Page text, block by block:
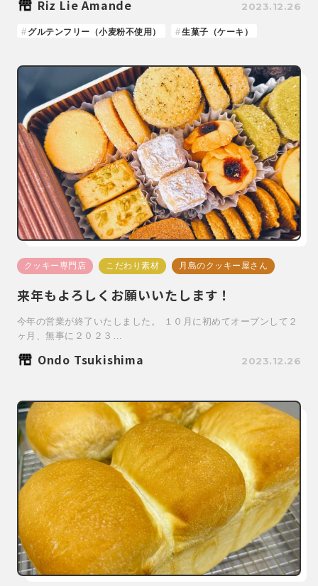
Riz Lie Amande 2023.12.26
グルテンフリー（小麦粉不使用） 生菓子（ケーキ）
クッキー専門店 こだわり素材 月島のクッキー屋さん
来年もよろしくお願いいたします！
今年の営業が終了いたしました。 １０月に初めてオープンして２
ヶ月、無事に２０２３…
Ondo Tsukishima 2023.12.26